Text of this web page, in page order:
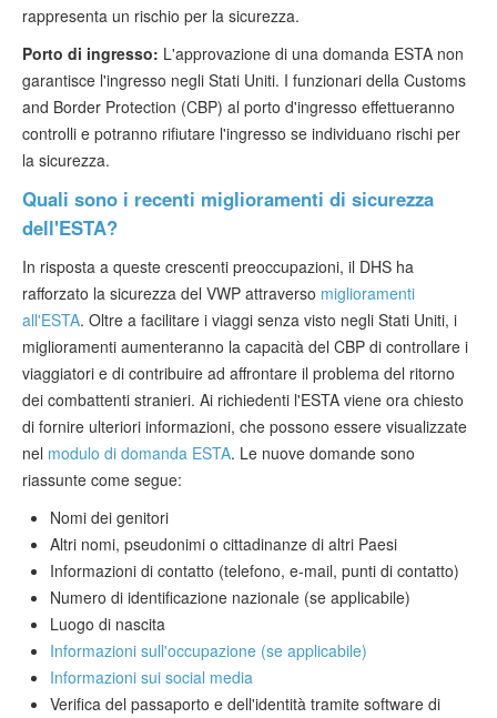
rappresenta un rischio per la sicurezza.
Porto di ingresso: L'approvazione di una domanda ESTA non
garantisce l'ingresso negli Stati Uniti. I funzionari della Customs
and Border Protection (CBP) al porto d'ingresso effettueranno
controlli e potranno rifiutare l'ingresso se individuano rischi per
la sicurezza.
Quali sono i recenti miglioramenti di sicurezza
dell'ESTA?
In risposta a queste crescenti preoccupazioni, il DHS ha
rafforzato la sicurezza del VWP attraverso miglioramenti
all'ESTA. Oltre a facilitare i viaggi senza visto negli Stati Uniti, i
miglioramenti aumenteranno la capacità del CBP di controllare i
viaggiatori e di contribuire ad affrontare il problema del ritorno
dei combattenti stranieri. Ai richiedenti l'ESTA viene ora chiesto
di fornire ulteriori informazioni, che possono essere visualizzate
nel modulo di domanda ESTA. Le nuove domande sono
riassunte come segue:
Nomi dei genitori
Altri nomi, pseudonimi o cittadinanze di altri Paesi
Informazioni di contatto (telefono, e-mail, punti di contatto)
Numero di identificazione nazionale (se applicabile)
Luogo di nascita
Informazioni sull'occupazione (se applicabile)
Informazioni sui social media
Verifica del passaporto e dell'identità tramite software di